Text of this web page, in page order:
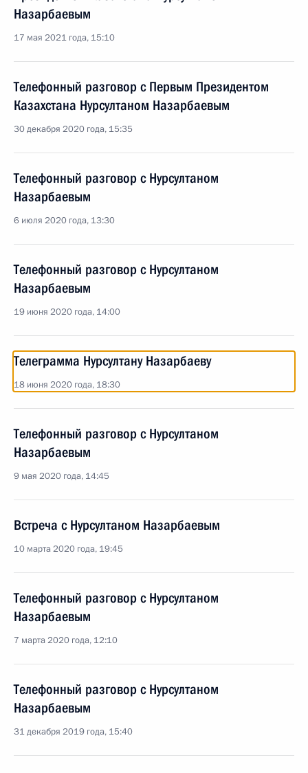
Назарбаевым
17 мая 2021 года, 15:10
Телефонный разговор с Первым Президентом
Казахстана Нурсултаном Назарбаевым
30 декабря 2020 года, 15:35
Телефонный разговор с Нурсултаном
Назарбаевым
6 июля 2020 года, 13:30
Телефонный разговор с Нурсултаном
Назарбаевым
19 июня 2020 года, 14:00
Телеграмма Нурсултану Назарбаеву
18 июня 2020 года, 18:30
Телефонный разговор с Нурсултаном
Назарбаевым
9 мая 2020 года, 14:45
Встреча с Нурсултаном Назарбаевым
10 марта 2020 года, 19:45
Телефонный разговор с Нурсултаном
Назарбаевым
7 марта 2020 года, 12:10
Телефонный разговор с Нурсултаном
Назарбаевым
31 декабря 2019 года, 15:40